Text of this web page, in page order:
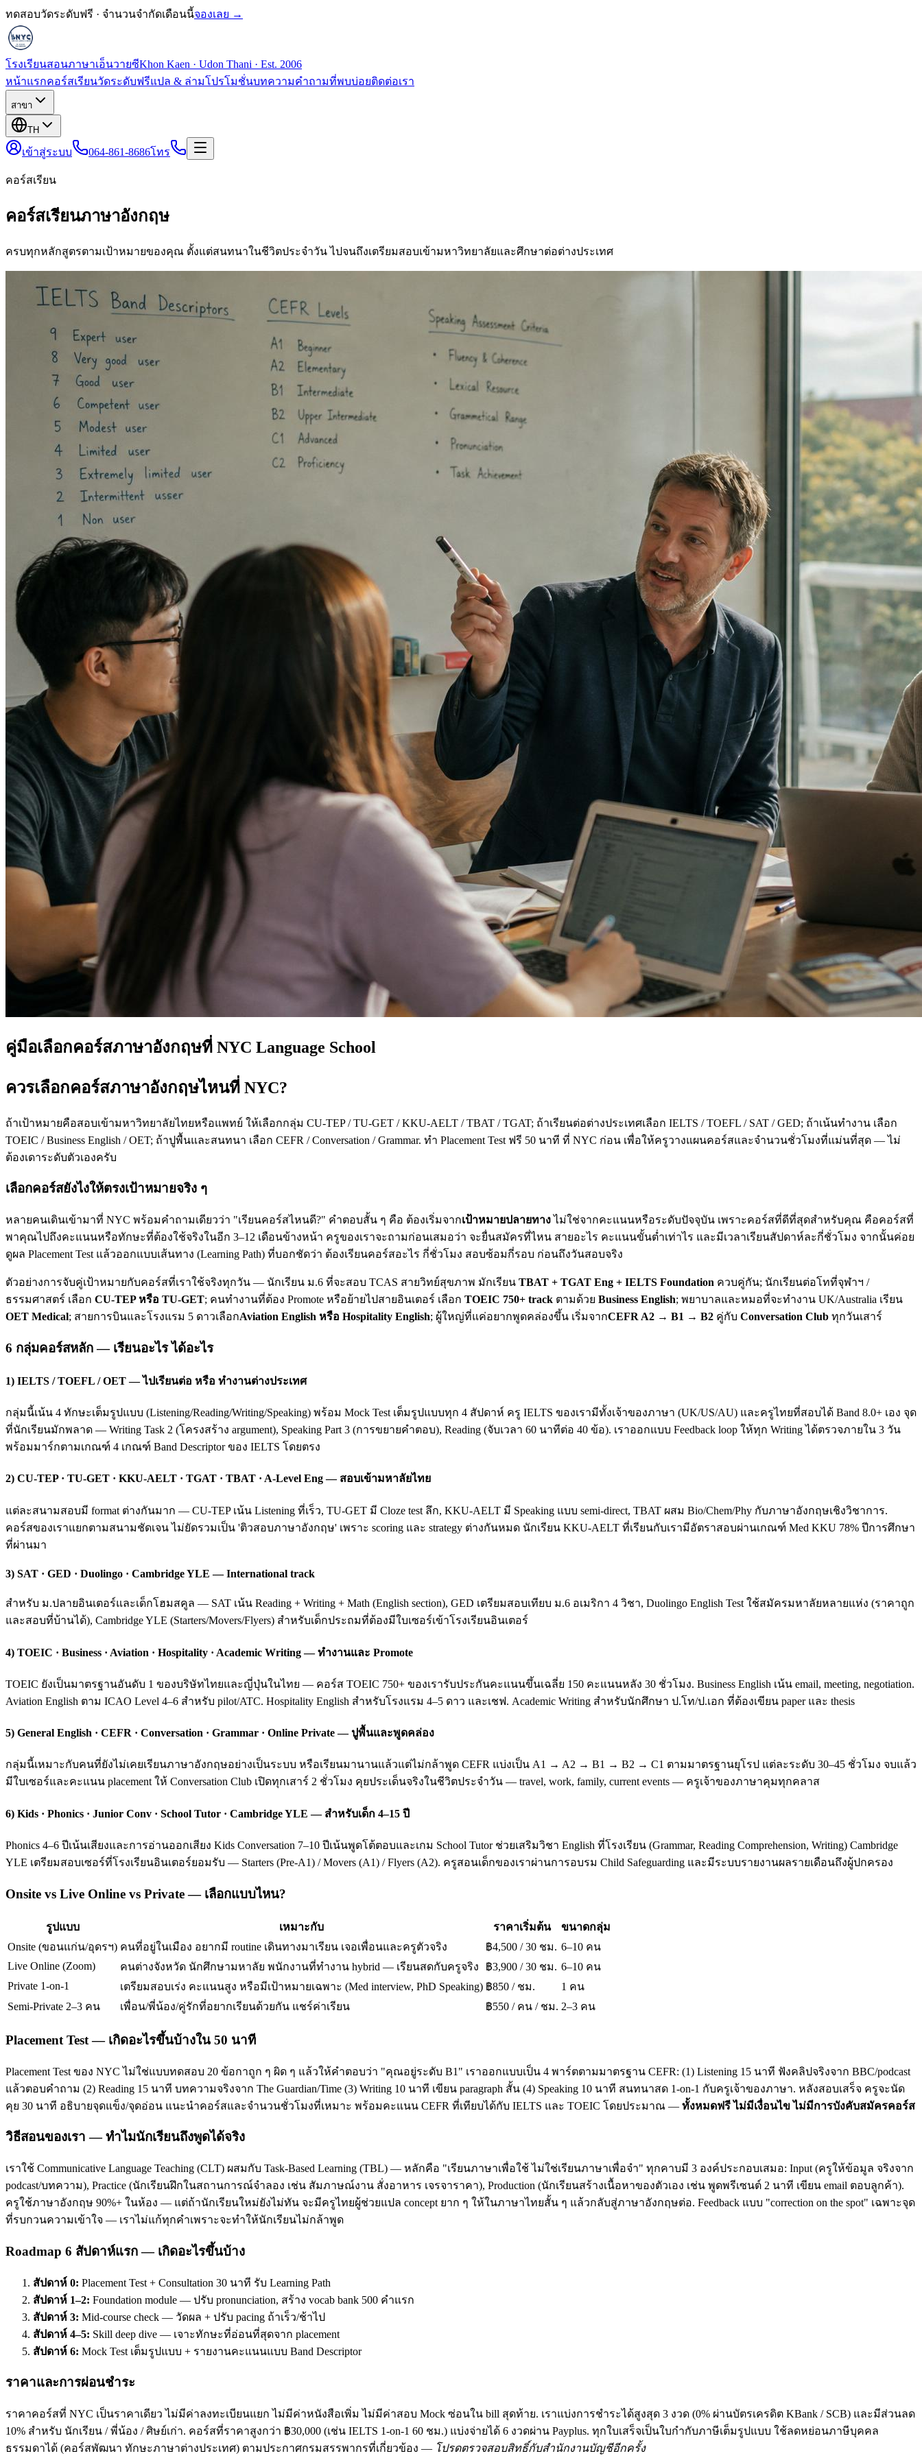
ทดสอบวัดระดับฟรี · จำนวนจำกัดเดือนนี้จองเลย →
โรงเรียนสอนภาษาเอ็นวายซีKhon Kaen · Udon Thani · Est. 2006
หน้าแรกคอร์สเรียนวัดระดับฟรีแปล & ล่ามโปรโมชั่นบทความคำถามที่พบบ่อยติดต่อเรา
สาขา
TH
เข้าสู่ระบบ 064-861-8686โทร
คอร์สเรียน
คอร์สเรียนภาษาอังกฤษ
ครบทุกหลักสูตรตามเป้าหมายของคุณ ตั้งแต่สนทนาในชีวิตประจำวัน ไปจนถึงเตรียมสอบเข้ามหาวิทยาลัยและศึกษาต่อต่างประเทศ
คู่มือเลือกคอร์สภาษาอังกฤษที่ NYC Language School
ควรเลือกคอร์สภาษาอังกฤษไหนที่ NYC?
ถ้าเป้าหมายคือสอบเข้ามหาวิทยาลัยไทยหรือแพทย์ ให้เลือกกลุ่ม CU-TEP / TU-GET / KKU-AELT / TBAT / TGAT; ถ้าเรียนต่อต่างประเทศเลือก IELTS / TOEFL / SAT / GED; ถ้าเน้นทำงาน เลือก
TOEIC / Business English / OET; ถ้าปูพื้นและสนทนา เลือก CEFR / Conversation / Grammar. ทำ Placement Test ฟรี 50 นาที ที่ NYC ก่อน เพื่อให้ครูวางแผนคอร์สและจำนวนชั่วโมงที่แม่นที่สุด — ไม่
ต้องเดาระดับตัวเองครับ
เลือกคอร์สยังไงให้ตรงเป้าหมายจริง ๆ
หลายคนเดินเข้ามาที่ NYC พร้อมคำถามเดียวว่า "เรียนคอร์สไหนดี?" คำตอบสั้น ๆ คือ ต้องเริ่มจากเป้าหมายปลายทางไม่ใช่จากคะแนนหรือระดับปัจจุบัน เพราะคอร์สที่ดีที่สุดสำหรับคุณ คือคอร์สที่
พาคุณไปถึงคะแนนหรือทักษะที่ต้องใช้จริงในอีก 3–12 เดือนข้างหน้า ครูของเราจะถามก่อนเสมอว่า จะยื่นสมัครที่ไหน สายอะไร คะแนนขั้นต่ำเท่าไร และมีเวลาเรียนสัปดาห์ละกี่ชั่วโมง จากนั้นค่อย
ดูผล Placement Test แล้วออกแบบเส้นทาง (Learning Path) ที่บอกชัดว่า ต้องเรียนคอร์สอะไร กี่ชั่วโมง สอบซ้อมกี่รอบ ก่อนถึงวันสอบจริง
ตัวอย่างการจับคู่เป้าหมายกับคอร์สที่เราใช้จริงทุกวัน — นักเรียน ม.6 ที่จะสอบ TCAS สายวิทย์สุขภาพ มักเรียน TBAT + TGAT Eng + IELTS Foundation ควบคู่กัน; นักเรียนต่อโทที่จุฬาฯ /
ธรรมศาสตร์ เลือก CU-TEP หรือ TU-GET; คนทำงานที่ต้อง Promote หรือย้ายไปสายอินเตอร์ เลือก TOEIC 750+ track ตามด้วย Business English; พยาบาลและหมอที่จะทำงาน UK/Australia เรียน
OET Medical; สายการบินและโรงแรม 5 ดาวเลือกAviation English หรือ Hospitality English; ผู้ใหญ่ที่แค่อยากพูดคล่องขึ้น เริ่มจากCEFR A2 → B1 → B2 คู่กับ Conversation Club ทุกวันเสาร์
6 กลุ่มคอร์สหลัก — เรียนอะไร ได้อะไร
1) IELTS / TOEFL / OET — ไปเรียนต่อ หรือ ทำงานต่างประเทศ
กลุ่มนี้เน้น 4 ทักษะเต็มรูปแบบ (Listening/Reading/Writing/Speaking) พร้อม Mock Test เต็มรูปแบบทุก 4 สัปดาห์ ครู IELTS ของเรามีทั้งเจ้าของภาษา (UK/US/AU) และครูไทยที่สอบได้ Band 8.0+ เอง จุด
ที่นักเรียนมักพลาด — Writing Task 2 (โครงสร้าง argument), Speaking Part 3 (การขยายคำตอบ), Reading (จับเวลา 60 นาทีต่อ 40 ข้อ). เราออกแบบ Feedback loop ให้ทุก Writing ได้ตรวจภายใน 3 วัน
พร้อมมาร์กตามเกณฑ์ 4 เกณฑ์ Band Descriptor ของ IELTS โดยตรง
2) CU-TEP · TU-GET · KKU-AELT · TGAT · TBAT · A-Level Eng — สอบเข้ามหาลัยไทย
แต่ละสนามสอบมี format ต่างกันมาก — CU-TEP เน้น Listening ที่เร็ว, TU-GET มี Cloze test ลึก, KKU-AELT มี Speaking แบบ semi-direct, TBAT ผสม Bio/Chem/Phy กับภาษาอังกฤษเชิงวิชาการ.
คอร์สของเราแยกตามสนามชัดเจน ไม่ยัดรวมเป็น 'ติวสอบภาษาอังกฤษ' เพราะ scoring และ strategy ต่างกันหมด นักเรียน KKU-AELT ที่เรียนกับเรามีอัตราสอบผ่านเกณฑ์ Med KKU 78% ปีการศึกษา
ที่ผ่านมา
3) SAT · GED · Duolingo · Cambridge YLE — International track
สำหรับ ม.ปลายอินเตอร์และเด็กโฮมสคูล — SAT เน้น Reading + Writing + Math (English section), GED เตรียมสอบเทียบ ม.6 อเมริกา 4 วิชา, Duolingo English Test ใช้สมัครมหาลัยหลายแห่ง (ราคาถูก
และสอบที่บ้านได้), Cambridge YLE (Starters/Movers/Flyers) สำหรับเด็กประถมที่ต้องมีใบเซอร์เข้าโรงเรียนอินเตอร์
4) TOEIC · Business · Aviation · Hospitality · Academic Writing — ทำงานและ Promote
TOEIC ยังเป็นมาตรฐานอันดับ 1 ของบริษัทไทยและญี่ปุ่นในไทย — คอร์ส TOEIC 750+ ของเรารับประกันคะแนนขึ้นเฉลี่ย 150 คะแนนหลัง 30 ชั่วโมง. Business English เน้น email, meeting, negotiation.
Aviation English ตาม ICAO Level 4–6 สำหรับ pilot/ATC. Hospitality English สำหรับโรงแรม 4–5 ดาว และเชฟ. Academic Writing สำหรับนักศึกษา ป.โท/ป.เอก ที่ต้องเขียน paper และ thesis
5) General English · CEFR · Conversation · Grammar · Online Private — ปูพื้นและพูดคล่อง
กลุ่มนี้เหมาะกับคนที่ยังไม่เคยเรียนภาษาอังกฤษอย่างเป็นระบบ หรือเรียนมานานแล้วแต่ไม่กล้าพูด CEFR แบ่งเป็น A1 → A2 → B1 → B2 → C1 ตามมาตรฐานยุโรป แต่ละระดับ 30–45 ชั่วโมง จบแล้ว
มีใบเซอร์และคะแนน placement ให้ Conversation Club เปิดทุกเสาร์ 2 ชั่วโมง คุยประเด็นจริงในชีวิตประจำวัน — travel, work, family, current events — ครูเจ้าของภาษาคุมทุกคลาส
6) Kids · Phonics · Junior Conv · School Tutor · Cambridge YLE — สำหรับเด็ก 4–15 ปี
Phonics 4–6 ปีเน้นเสียงและการอ่านออกเสียง Kids Conversation 7–10 ปีเน้นพูดโต้ตอบและเกม School Tutor ช่วยเสริมวิชา English ที่โรงเรียน (Grammar, Reading Comprehension, Writing) Cambridge
YLE เตรียมสอบเซอร์ที่โรงเรียนอินเตอร์ยอมรับ — Starters (Pre-A1) / Movers (A1) / Flyers (A2). ครูสอนเด็กของเราผ่านการอบรม Child Safeguarding และมีระบบรายงานผลรายเดือนถึงผู้ปกครอง
Onsite vs Live Online vs Private — เลือกแบบไหน?
รูปแบบ เหมาะกับ ราคาเริ่มต้น
ขนาดกลุ่ม
Onsite (ขอนแก่น/อุดรฯ) คนที่อยู่ในเมือง อยากมี routine เดินทางมาเรียน เจอเพื่อนและครูตัวจริง ฿4,500 / 30 ชม. 6–10 คน
Live Online (Zoom)
คนต่างจังหวัด นักศึกษามหาลัย พนักงานที่ทำงาน hybrid — เรียนสดกับครูจริง ฿3,900 / 30 ชม. 6–10 คน
Private 1-on-1
เตรียมสอบเร่ง คะแนนสูง หรือมีเป้าหมายเฉพาะ (Med interview, PhD Speaking) ฿850 / ชม.
1 คน
Semi-Private 2–3 คน
เพื่อน/พี่น้อง/คู่รักที่อยากเรียนด้วยกัน แชร์ค่าเรียน ฿550 / คน / ชม. 2–3 คน
Placement Test — เกิดอะไรขึ้นบ้างใน 50 นาที
Placement Test ของ NYC ไม่ใช่แบบทดสอบ 20 ข้อกาถูก ๆ ผิด ๆ แล้วให้คำตอบว่า "คุณอยู่ระดับ B1" เราออกแบบเป็น 4 พาร์ตตามมาตรฐาน CEFR: (1) Listening 15 นาที ฟังคลิปจริงจาก BBC/podcast
แล้วตอบคำถาม (2) Reading 15 นาที บทความจริงจาก The Guardian/Time (3) Writing 10 นาที เขียน paragraph สั้น (4) Speaking 10 นาที สนทนาสด 1-on-1 กับครูเจ้าของภาษา. หลังสอบเสร็จ ครูจะนัด
คุย 30 นาที อธิบายจุดแข็ง/จุดอ่อน แนะนำคอร์สและจำนวนชั่วโมงที่เหมาะ พร้อมคะแนน CEFR ที่เทียบได้กับ IELTS และ TOEIC โดยประมาณ — ทั้งหมดฟรี ไม่มีเงื่อนไข ไม่มีการบังคับสมัครคอร์ส
วิธีสอนของเรา — ทำไมนักเรียนถึงพูดได้จริง
เราใช้ Communicative Language Teaching (CLT) ผสมกับ Task-Based Learning (TBL) — หลักคือ "เรียนภาษาเพื่อใช้ ไม่ใช่เรียนภาษาเพื่อจำ" ทุกคาบมี 3 องค์ประกอบเสมอ: Input (ครูให้ข้อมูล จริงจาก
podcast/บทความ), Practice (นักเรียนฝึกในสถานการณ์จำลอง เช่น สัมภาษณ์งาน สั่งอาหาร เจรจาราคา), Production (นักเรียนสร้างเนื้อหาของตัวเอง เช่น พูดพรีเซนต์ 2 นาที เขียน email ตอบลูกค้า).
ครูใช้ภาษาอังกฤษ 90%+ ในห้อง — แต่ถ้านักเรียนใหม่ยังไม่ทัน จะมีครูไทยผู้ช่วยแปล concept ยาก ๆ ให้ในภาษาไทยสั้น ๆ แล้วกลับสู่ภาษาอังกฤษต่อ. Feedback แบบ "correction on the spot" เฉพาะจุด
ที่รบกวนความเข้าใจ — เราไม่แก้ทุกคำเพราะจะทำให้นักเรียนไม่กล้าพูด
Roadmap 6 สัปดาห์แรก — เกิดอะไรขึ้นบ้าง
สัปดาห์ 0: Placement Test + Consultation 30 นาที รับ Learning Path
สัปดาห์ 1–2: Foundation module — ปรับ pronunciation, สร้าง vocab bank 500 คำแรก
สัปดาห์ 3: Mid-course check — วัดผล + ปรับ pacing ถ้าเร็ว/ช้าไป
สัปดาห์ 4–5: Skill deep dive — เจาะทักษะที่อ่อนที่สุดจาก placement
สัปดาห์ 6: Mock Test เต็มรูปแบบ + รายงานคะแนนแบบ Band Descriptor
ราคาและการผ่อนชำระ
ราคาคอร์สที่ NYC เป็นราคาเดียว ไม่มีค่าลงทะเบียนแยก ไม่มีค่าหนังสือเพิ่ม ไม่มีค่าสอบ Mock ซ่อนใน bill สุดท้าย. เราแบ่งการชำระได้สูงสุด 3 งวด (0% ผ่านบัตรเครดิต KBank / SCB) และมีส่วนลด
10% สำหรับ นักเรียน / พี่น้อง / ศิษย์เก่า. คอร์สที่ราคาสูงกว่า ฿30,000 (เช่น IELTS 1-on-1 60 ชม.) แบ่งจ่ายได้ 6 งวดผ่าน Payplus. ทุกใบเสร็จเป็นใบกำกับภาษีเต็มรูปแบบ ใช้ลดหย่อนภาษีบุคคล
ธรรมดาได้ (คอร์สพัฒนา ทักษะภาษาต่างประเทศ) ตามประกาศกรมสรรพากรที่เกี่ยวข้อง — โปรดตรวจสอบสิทธิ์กับสำนักงานบัญชีอีกครั้ง